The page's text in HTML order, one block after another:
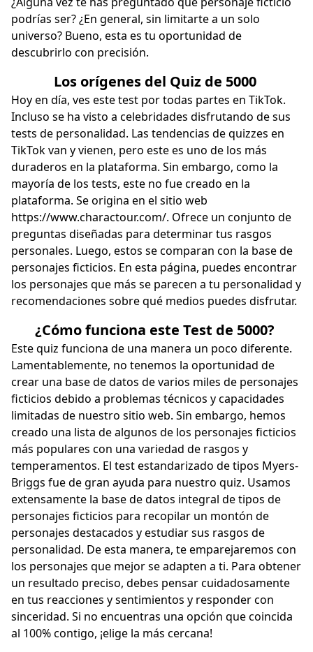
podrías ser? ¿En general, sin limitarte a un solo
universo? Bueno, esta es tu oportunidad de
descubrirlo con precisión.
Los orígenes del Quiz de 5000
Hoy en día, ves este test por todas partes en TikTok.
Incluso se ha visto a celebridades disfrutando de sus
tests de personalidad. Las tendencias de quizzes en
TikTok van y vienen, pero este es uno de los más
duraderos en la plataforma. Sin embargo, como la
mayoría de los tests, este no fue creado en la
plataforma. Se origina en el sitio web
https://www.charactour.com/. Ofrece un conjunto de
preguntas diseñadas para determinar tus rasgos
personales. Luego, estos se comparan con la base de
personajes ficticios. En esta página, puedes encontrar
los personajes que más se parecen a tu personalidad y
recomendaciones sobre qué medios puedes disfrutar.
¿Cómo funciona este Test de 5000?
Este quiz funciona de una manera un poco diferente.
Lamentablemente, no tenemos la oportunidad de
crear una base de datos de varios miles de personajes
ficticios debido a problemas técnicos y capacidades
limitadas de nuestro sitio web. Sin embargo, hemos
creado una lista de algunos de los personajes ficticios
más populares con una variedad de rasgos y
temperamentos. El test estandarizado de tipos Myers-
Briggs fue de gran ayuda para nuestro quiz. Usamos
extensamente la base de datos integral de tipos de
personajes ficticios para recopilar un montón de
personajes destacados y estudiar sus rasgos de
personalidad. De esta manera, te emparejaremos con
los personajes que mejor se adapten a ti. Para obtener
un resultado preciso, debes pensar cuidadosamente
en tus reacciones y sentimientos y responder con
sinceridad. Si no encuentras una opción que coincida
al 100% contigo, ¡elige la más cercana!